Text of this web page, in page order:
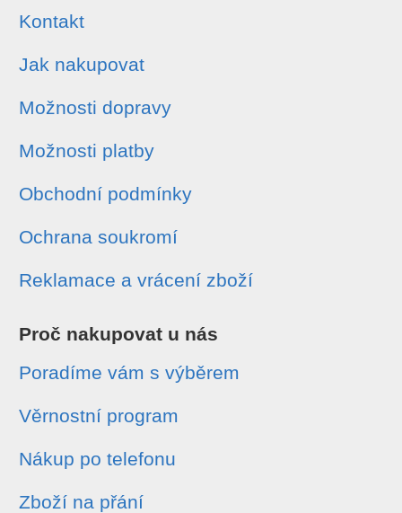
Kontakt
Jak nakupovat
Možnosti dopravy
Možnosti platby
Obchodní podmínky
Ochrana soukromí
Reklamace a vrácení zboží
Proč nakupovat u nás
Poradíme vám s výběrem
Věrnostní program
Nákup po telefonu
Zboží na přání